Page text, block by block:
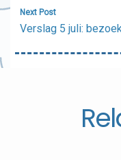
Next Post
Verslag 5 juli: